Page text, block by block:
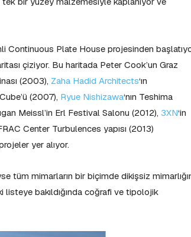
Continuous Plate House projesinden
çiziyor. Bu haritada Peter Cook’un Graz
(2003), Zaha Hadid Architects‘ın
(2007), Ryue Nishizawa‘nın Teshima
Meissl’in Erl Festival Salonu (2012), 3XN‘in
Center Turbulences yapısı (2013)
yer alıyor.
tüm mimarların bir biçimde dikişsiz
listeye bakıldığında coğrafi ve tipolojik